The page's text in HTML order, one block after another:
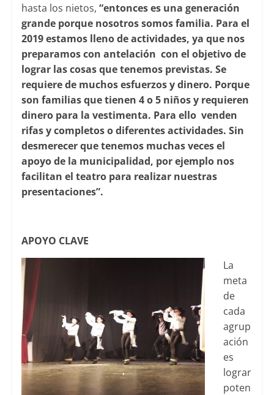
hasta los nietos, “entonces es una generación
grande porque nosotros somos familia. Para el
2019 estamos lleno de actividades, ya que nos
preparamos con antelación con el objetivo de
lograr las cosas que tenemos previstas. Se
requiere de muchos esfuerzos y dinero. Porque
son familias que tienen 4 o 5 niños y requieren
dinero para la vestimenta. Para ello venden
rifas y completos o diferentes actividades. Sin
desmerecer que tenemos muchas veces el
apoyo de la municipalidad, por ejemplo nos
facilitan el teatro para realizar nuestras
presentaciones”.
APOYO CLAVE
La
meta
de
cada
agrup
ación
es
lograr
poten